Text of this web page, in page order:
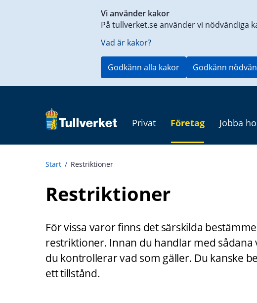
Vi använder kakor
På tullverket.se använder vi nödvändiga
Vad är kakor?
Godkänn alla kakor Godkänn
Privat Företag Jobba
Start / Restriktioner
Restriktioner
För vissa varor finns det särskilda
restriktioner. Innan du handlar med
du kontrollerar vad som gäller. Du kanske
ett tillstånd.